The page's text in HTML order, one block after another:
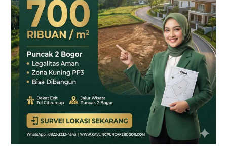
KAVLING
SHM
LEGAL
DI
PUNCAK
2
BOGOR